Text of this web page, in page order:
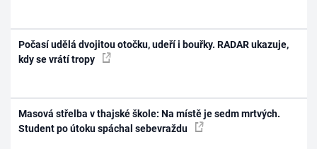
Počasí udělá dvojitou otočku, udeří i bouřky. RADAR ukazuje,
kdy se vrátí tropy
Masová střelba v thajské škole: Na místě je sedm mrtvých.
Student po útoku spáchal sebevraždu